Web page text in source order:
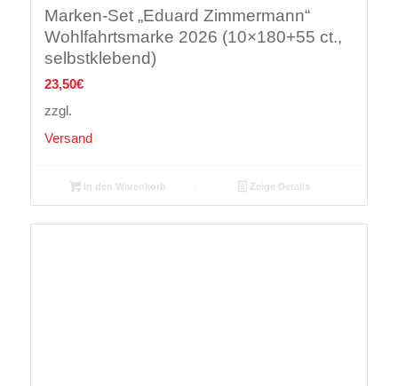
Marken-Set „Eduard Zimmermann“
Wohlfahrtsmarke 2026 (10×180+55 ct.,
selbstklebend)
23,50€
zzgl.
Versand
In den Warenkorb Zeige Details